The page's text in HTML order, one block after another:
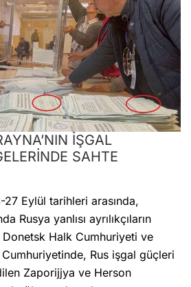
İŞGAL
SAHTE
Eylül tarihleri arasında,
Rusya yanlısı ayrılıkçıların
Halk Cumhuriyeti ve
Rus işgal güçleri
Zaporijjya ve Herson